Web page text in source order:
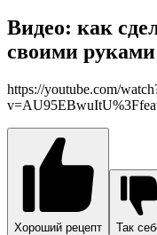
Видео: как
своими руками
https://youtube.com/
Хороший рецепт Так